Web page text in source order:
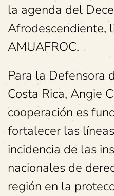
la agenda del
Afrodescendiente,
AMUAFROC.
Para la Defensora
Costa Rica, Angie
cooperación es
fortalecer las
incidencia de las
nacionales de
región en la